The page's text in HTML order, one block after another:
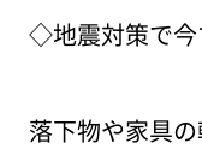
◇地震対策で
落下物や家具